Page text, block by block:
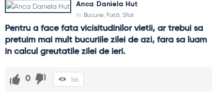
Anca Daniela Hut
In: Bucurie, Față, Sfat
Pentru a face fata vicisitudinilor vietii, ar trebui sa
pretuim mai mult bucuriile zilei de azi, fara sa luam
in calcul greutatile zilei de ieri.
0 166